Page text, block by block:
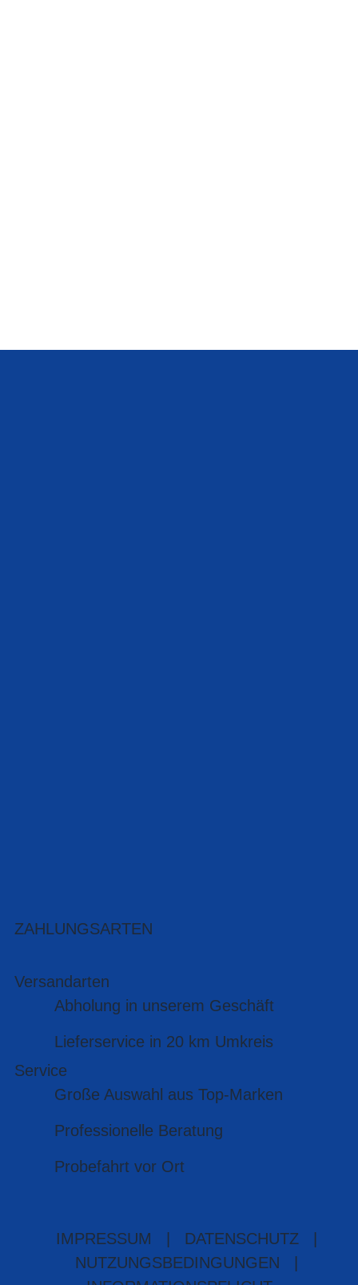
ZAHLUNGSARTEN
Versandarten
Abholung in unserem Geschäft
Lieferservice in 20 km Umkreis
Service
Große Auswahl aus Top-Marken
Professionelle Beratung
Probefahrt vor Ort
IMPRESSUM DATENSCHUTZ
NUTZUNGSBEDINGUNGEN